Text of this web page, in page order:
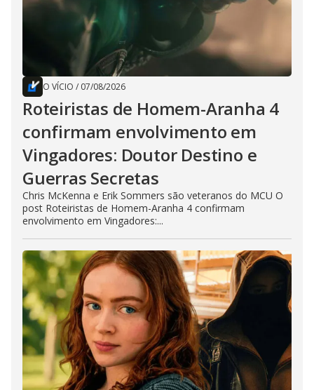
O VÍCIO / 07/08/2026
Roteiristas de Homem-Aranha 4
confirmam envolvimento em
Vingadores: Doutor Destino e
Guerras Secretas
Chris McKenna e Erik Sommers são veteranos do MCU O
post Roteiristas de Homem-Aranha 4 confirmam
envolvimento em Vingadores:...